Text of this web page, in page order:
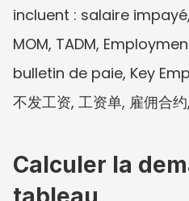
incluent : salaire
MOM, TADM,
bulletin de paie, Key
不发工资, 工资单, 雇佣合
Calculer la